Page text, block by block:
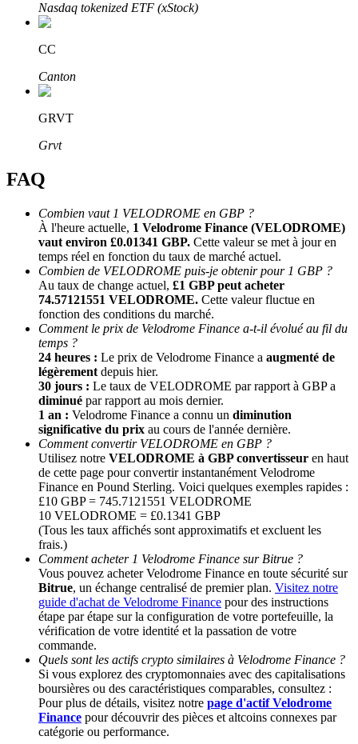
Affiliés Bitrue
Parrainage
Invitez un ami pour recevoir des récompenses en espèces
BTC Welcome Rewards
BTC Welcome Rewards
Deposit & Trade BTC to Share 25000 USDT prize pool!
Deposit CASHCAT & Win
Share 500000 CASHCAT prize pool
Exclusive for BitMart Users
Register & Trade to Win 500,000 USDT
Nasdaq tokenized ETF (xStock)
CC
Canton
GRVT
Grvt
FAQ
Combien vaut 1 VELODROME en GBP ?
À l'heure actuelle, 1 Velodrome Finance (VELODROME)
vaut environ £0.01341 GBP. Cette valeur se met à jour en
temps réel en fonction du taux de marché actuel.
Combien de VELODROME puis-je obtenir pour 1 GBP ?
Au taux de change actuel, £1 GBP peut acheter
74.57121551 VELODROME. Cette valeur fluctue en
fonction des conditions du marché.
Comment le prix de Velodrome Finance a-t-il évolué au fil du
temps ?
24 heures : Le prix de Velodrome Finance a augmenté de
légèrement depuis hier.
30 jours : Le taux de VELODROME par rapport à GBP a
diminué par rapport au mois dernier.
1 an : Velodrome Finance a connu un diminution
significative du prix au cours de l'année dernière.
Comment convertir VELODROME en GBP ?
Utilisez notre VELODROME à GBP convertisseur en haut
de cette page pour convertir instantanément Velodrome
Finance en Pound Sterling. Voici quelques exemples rapides :
£10 GBP = 745.7121551 VELODROME
10 VELODROME = £0.1341 GBP
(Tous les taux affichés sont approximatifs et excluent les
frais.)
Comment acheter 1 Velodrome Finance sur Bitrue ?
Vous pouvez acheter Velodrome Finance en toute sécurité sur
Bitrue, un échange centralisé de premier plan. Visitez notre
guide d'achat de Velodrome Finance pour des instructions
étape par étape sur la configuration de votre portefeuille, la
vérification de votre identité et la passation de votre
commande.
Quels sont les actifs crypto similaires à Velodrome Finance ?
Si vous explorez des cryptomonnaies avec des capitalisations
boursières ou des caractéristiques comparables, consultez :
Pour plus de détails, visitez notre page d'actif Velodrome
Finance pour découvrir des pièces et altcoins connexes par
catégorie ou performance.